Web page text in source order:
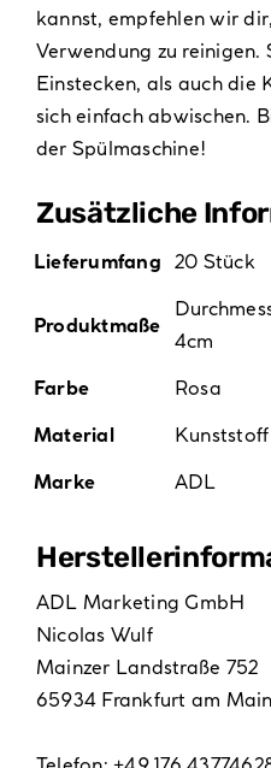
kannst, empfehlen wir
Verwendung zu
Einstecken, als auch die
sich einfach abwischen.
der Spülmaschine!
Zusätzliche
Lieferumfang 20 Stück
Produktmaße
4cm
Farbe
Rosa
Material
Kunststoff
Marke
ADL
ADL Marketing GmbH
Nicolas Wulf
Mainzer Landstraße 752
65934 Frankfurt am Main